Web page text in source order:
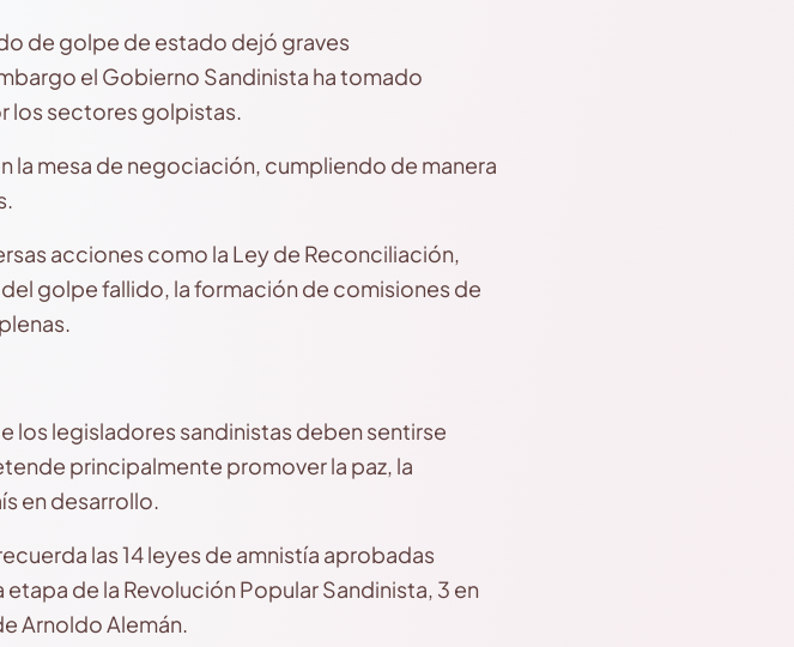
de golpe de estado dejó graves
el Gobierno Sandinista ha tomado
los sectores golpistas.
la mesa de negociación, cumpliendo de manera
acciones como la Ley de Reconciliación,
golpe fallido, la formación de comisiones de
los legisladores sandinistas deben sentirse
principalmente promover la paz, la
en desarrollo.
las 14 leyes de amnistía aprobadas
de la Revolución Popular Sandinista, 3 en
Arnoldo Alemán.